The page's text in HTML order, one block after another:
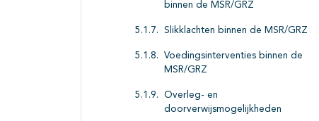
binnen de MSR/GRZ
Slikklachten binnen de MSR/GRZ
Voedingsinterventies binnen de
MSR/GRZ
Overleg- en
doorverwijsmogelijkheden